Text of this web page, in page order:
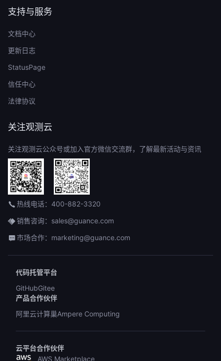
支持与服务
文档中心
更新日志
StatusPage
信任中心
法律协议
关注观测云
关注观测云公众号或加入官方微信交流群，了解最新活动与资讯
热线电话：400-882-3320
销售咨询：sales@guance.com
市场合作：marketing@guance.com
代码托管平台
GitHubGitee
产品合作伙伴
阿里云计算巢Ampere Computing
云平台合作伙伴
AWS Marketplace